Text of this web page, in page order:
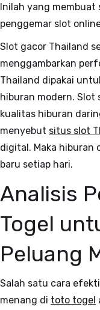
Inilah yang membuat
penggemar slot
Slot gacor Thailand
menggambarkan
Thailand dipakai
hiburan modern. Slot
kualitas hiburan
menyebut situs slot
digital. Maka hiburan
baru setiap hari.
Analisis
Togel
Peluang
Salah satu cara
menang di toto togel